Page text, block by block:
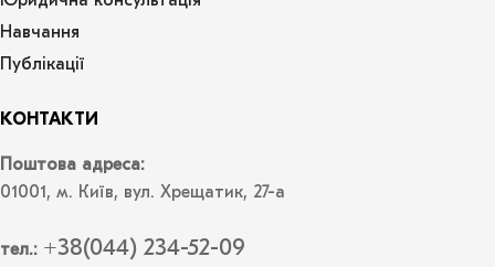
Навчання
Публікації
КОНТАКТИ
Поштова адреса:
01001, м. Київ, вул. Хрещатик, 27-а
тел.: +38(044) 234-52-09